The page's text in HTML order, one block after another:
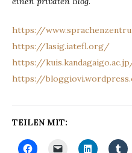
https://
https://lasig.iatefl.org/
https://
https://
TEILEN MIT: